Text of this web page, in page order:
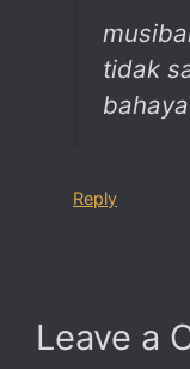
tidak
Reply
Leave a